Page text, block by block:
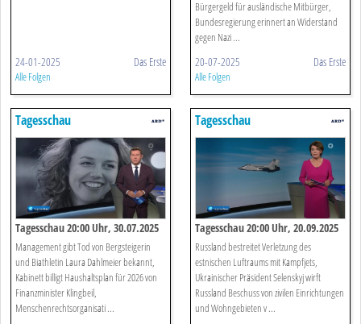
24-01-2025 Das Erste
Alle Folgen
Bürgergeld für ausländische Mitbürger,
Bundesregierung erinnert an Widerstand
gegen Nazi ...
20-07-2025 Das Erste
Alle Folgen
Tagesschau
Tagesschau 20:00 Uhr, 30.07.2025
Management gibt Tod von Bergsteigerin
und Biathletin Laura Dahlmeier bekannt,
Kabinett billigt Haushaltsplan für 2026 von
Finanzminister Klingbeil,
Menschenrechtsorganisati ...
Tagesschau
Tagesschau 20:00 Uhr, 20.09.2025
Russland bestreitet Verletzung des
estnischen Luftraums mit Kampfjets,
Ukrainischer Präsident Selenskyj wirft
Russland Beschuss von zivilen Einrichtungen
und Wohngebieten v ...